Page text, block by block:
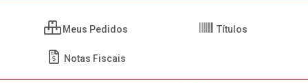
Meus Pedidos Títulos
Notas Fiscais